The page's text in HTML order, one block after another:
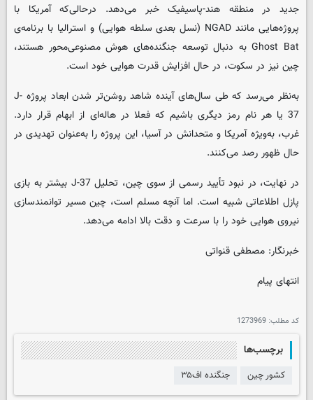
جدید در منطقه هند-پاسیفیک خبر می‌دهد. درحالی‌که آمریکا با
پروژه‌هایی مانند NGAD (نسل بعدی سلطه هوایی) و استرالیا با برنامه‌ی
Ghost Bat به دنبال توسعه جنگنده‌های هوش مصنوعی‌محور هستند،
چین نیز در سکوت، در حال افزایش قدرت هوایی خود است.
به‌نظر می‌رسد که طی سال‌های آینده شاهد روشن‌تر شدن ابعاد پروژه J-
37 یا هر نام رمز دیگری باشیم که فعلا در هاله‌ای از ابهام قرار دارد.
غرب، به‌ویژه آمریکا و متحدانش در آسیا، این پروژه را به‌عنوان تهدیدی در
حال ظهور رصد می‌کنند.
در نهایت، در نبود تأیید رسمی از سوی چین، تحلیل J-37 بیشتر به بازی
پازل اطلاعاتی شبیه است. اما آنچه مسلم است، چین مسیر توانمندسازی
نیروی هوایی خود را با سرعت و دقت بالا ادامه می‌دهد.
خبرنگار: مصطفی قنواتی
انتهای پیام
کد مطلب: 1273969
برچسب‌ها
کشور چین جنگنده اف۳۵